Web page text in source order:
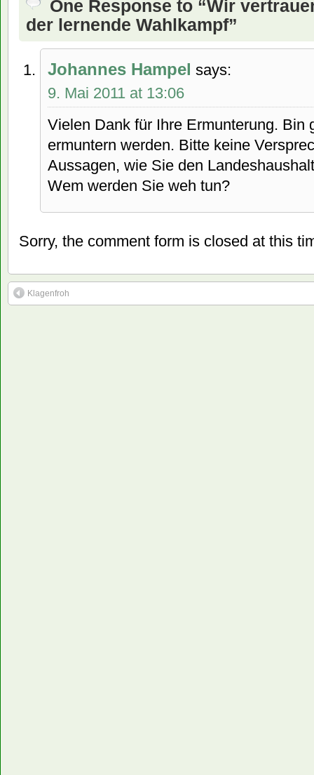
One Response to “Wir
der lernende Wahlkampf”
Johannes Hampel says:
9. Mai 2011 at 13:06
Vielen Dank für Ihre Ermunterung. Bin
ermuntern werden. Bitte keine
Aussagen, wie Sie den
Wem werden Sie weh tun?
Sorry, the comment form is closed at this
Klagenfroh